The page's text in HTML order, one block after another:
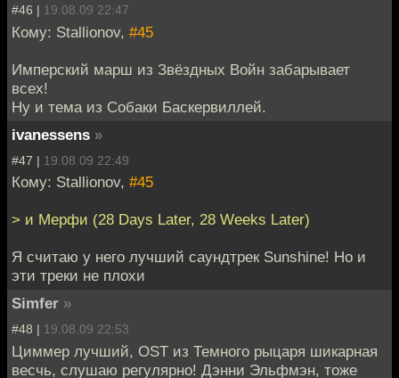
#46 | 19.08.09 22:47
Кому: Stallionov, #45
Имперский марш из Звёздных Войн забарывает
всех!
Ну и тема из Собаки Баскервиллей.
ivanessens »
#47 | 19.08.09 22:49
Кому: Stallionov, #45
> и Мерфи (28 Days Later, 28 Weeks Later)
Я считаю у него лучший саундтрек Sunshine! Но и
эти треки не плохи
Simfer »
#48 | 19.08.09 22:53
Циммер лучший, OST из Темного рыцаря шикарная
весчь, слушаю регулярно! Дэнни Эльфмэн, тоже